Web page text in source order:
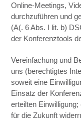
Online-Meetings,
durchzuführen und
(A(. 6 Abs. I lit. b)
der Konferenztools
Vereinfachung und
uns (berechtigtes
soweit eine
Einsatz der
erteilten
für die Zukunft